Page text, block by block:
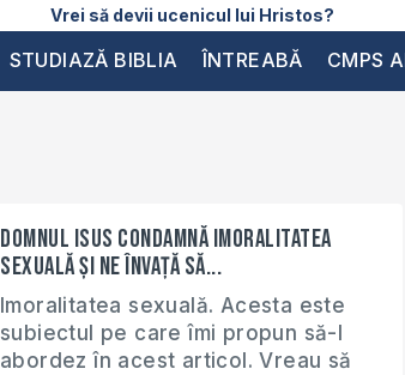
Vrei să devii ucenicul lui Hristos?
STUDIAZĂ BIBLIA ÎNTREABĂ CMPS
Domnul Isus condamnă imoralitatea
sexuală și ne învață să...
Imoralitatea sexuală. Acesta este
subiectul pe care îmi propun să-l
abordez în acest articol. Vreau să